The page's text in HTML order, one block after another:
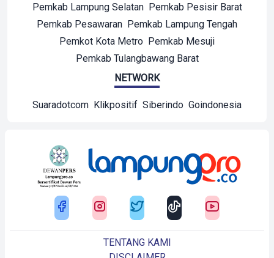
Pemkab Lampung Selatan Pemkab Pesisir Barat
Pemkab Pesawaran Pemkab Lampung Tengah
Pemkot Kota Metro Pemkab Mesuji
Pemkab Tulangbawang Barat
NETWORK
Suaradotcom Klikpositif Siberindo Goindonesia
TENTANG KAMI